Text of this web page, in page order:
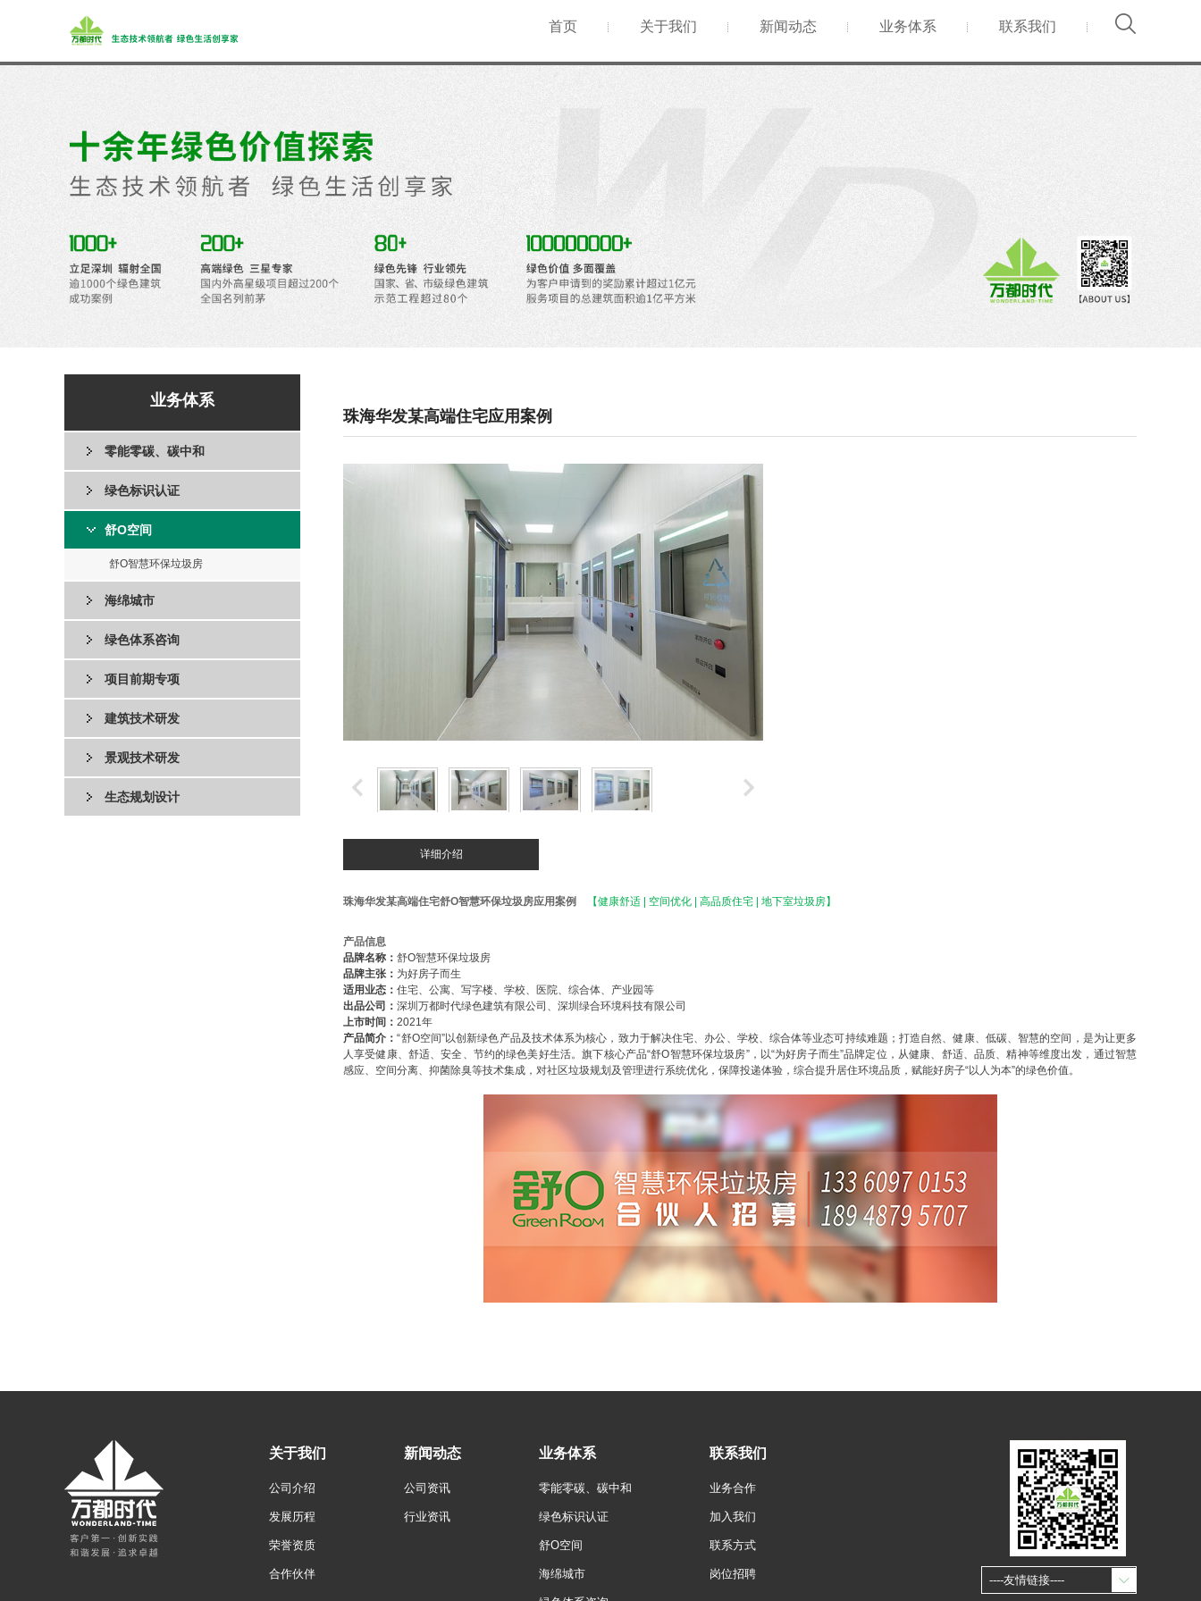
首页 关于我们 新闻动态 业务体系 联系我们
业务体系
零能零碳、碳中和
绿色标识认证
舒O空间
舒O智慧环保垃圾房
海绵城市
绿色体系咨询
项目前期专项
建筑技术研发
景观技术研发
生态规划设计
珠海华发某高端住宅应用案例
详细介绍
珠海华发某高端住宅舒O智慧环保垃圾房应用案例 【健康舒适 | 空间优化 | 高品质住宅 | 地下室垃圾房】
产品信息
品牌名称： 舒O智慧环保垃圾房
品牌主张： 为好房子而生
适用业态： 住宅、公寓、写字楼、学校、医院、综合体、产业园等
出品公司： 深圳万都时代绿色建筑有限公司、深圳绿合环境科技有限公司
上市时间： 2021年
产品简介：“舒O空间”以创新绿色产品及技术体系为核心，致力于解决住宅、办公、学校、综合体等业态可持续难题；打造自然、健康、低碳、智慧的空间，是为让更多
人享受健康、舒适、安全、节约的绿色美好生活。旗下核心产品“舒O智慧环保垃圾房”，以“为好房子而生”品牌定位，从健康、舒适、品质、精神等维度出发，通过智慧
感应、空间分离、抑菌除臭等技术集成，对社区垃圾规划及管理进行系统优化，保障投递体验，综合提升居住环境品质，赋能好房子“以人为本”的绿色价值。
关于我们
公司介绍
发展历程
荣誉资质
合作伙伴
新闻动态
公司资讯
行业资讯
业务体系
零能零碳、碳中和
绿色标识认证
舒O空间
海绵城市
联系我们
业务合作
加入我们
联系方式
岗位招聘